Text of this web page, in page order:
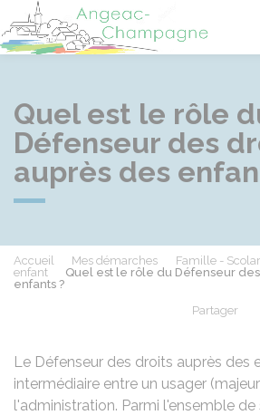
Quel est le rôle
Défenseur des
auprès des
Accueil Mes démarches Famille -
enfant
Quel est le rôle du Défenseur
enfants ?
Partager
Le Défenseur des droits auprès des
intermédiaire entre un usager
l'administration. Parmi l'ensemble